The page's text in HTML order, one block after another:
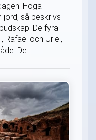
Höga
jord, så beskrivs
De fyra
Rafael och Uriel,
De...